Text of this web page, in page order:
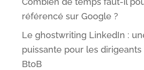
référencé sur Google ?
Le ghostwriting LinkedIn :
puissante pour les dirigeants
BtoB